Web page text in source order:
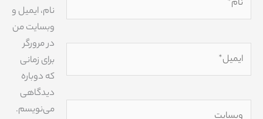
ایمیل*
نام، ایمیل و
وبسایت من
در مرورگر
برای زمانی
که دوباره
دیدگاهی
می‌نویسم.